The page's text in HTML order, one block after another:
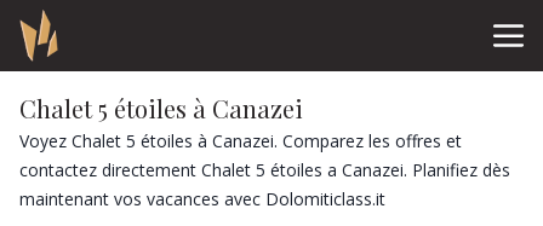
Chalet 5 étoiles à Canazei
Voyez Chalet 5 étoiles à Canazei. Comparez les offres et
contactez directement Chalet 5 étoiles a Canazei. Planifiez dès
maintenant vos vacances avec Dolomiticlass.it